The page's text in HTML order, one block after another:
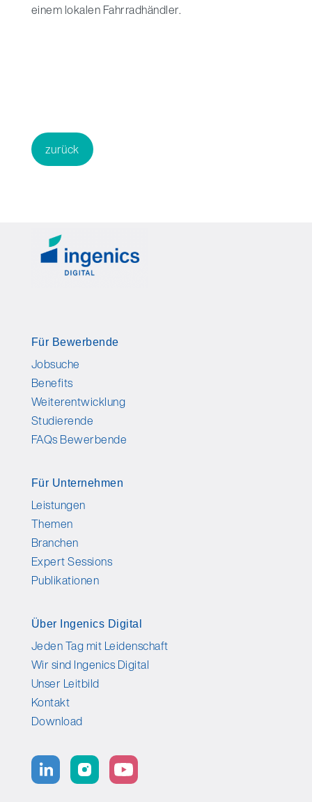
einem lokalen Fahrradhändler.
zurück
Für Bewerbende
Jobsuche
Benefits
Weiterentwicklung
Studierende
FAQs Bewerbende
Für Unternehmen
Leistungen
Themen
Branchen
Expert Sessions
Publikationen
Über Ingenics Digital
Jeden Tag mit Leidenschaft
Wir sind Ingenics Digital
Unser Leitbild
Kontakt
Download